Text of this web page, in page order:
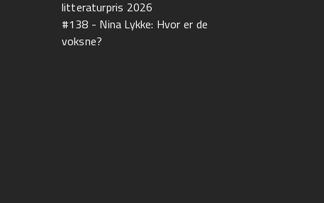
litteraturpris 2026
#138 - Nina Lykke: Hvor er de
voksne?